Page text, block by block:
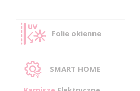
Folie okienne
SMART HOME